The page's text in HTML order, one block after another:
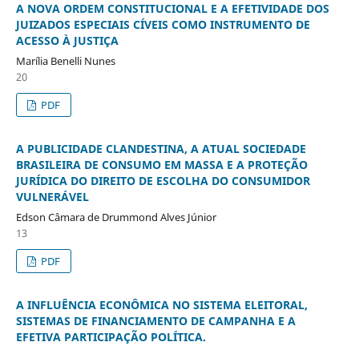
A NOVA ORDEM CONSTITUCIONAL E A EFETIVIDADE DOS
JUIZADOS ESPECIAIS CÍVEIS COMO INSTRUMENTO DE
ACESSO À JUSTIÇA
Marília Benelli Nunes
20
PDF
A PUBLICIDADE CLANDESTINA, A ATUAL SOCIEDADE
BRASILEIRA DE CONSUMO EM MASSA E A PROTEÇÃO
JURÍDICA DO DIREITO DE ESCOLHA DO CONSUMIDOR
VULNERÁVEL
Edson Câmara de Drummond Alves Júnior
13
PDF
A INFLUÊNCIA ECONÔMICA NO SISTEMA ELEITORAL,
SISTEMAS DE FINANCIAMENTO DE CAMPANHA E A
EFETIVA PARTICIPAÇÃO POLÍTICA.